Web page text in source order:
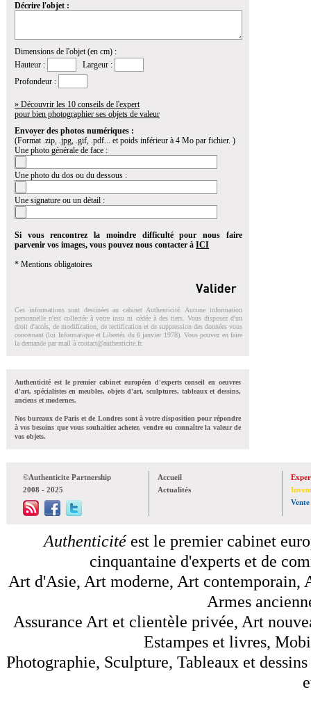
Décrire l'objet :
Dimensions de l'objet (en cm) :
Hauteur :
Largeur :
Profondeur :
» Découvrir les 10 conseils de l'expert
pour bien photographier ses objets de valeur
Envoyer des photos numériques :
(Format .zip, .jpg, .gif, .pdf... et poids inférieur à 4 Mo par fichier. )
Une photo générale de face :
Une photo du dos ou du dessous :
Une signature ou un détail :
Si vous rencontrez la moindre difficulté pour nous faire
parvenir vos images, vous pouvez nous contacter à ICI
* Mentions obligatoires
Ces informations sont destinées au cabinet Authenticité. Aucune information
personnelle n'est collectée à votre insu ni cédée à des tiers. Vous disposez d'un
droit d'accés, de modification, de rectification et de suppression des données vous
concernant (loi Informatique et Libertés du 6 janvier 1978). Vous pouvez en faire
la demande par mail à contact@authenticite.fr.
Authenticité est le premier cabinet européen d'experts conseil en oeuvres
d'art, spécialistes en meubles, objets d'art, sculptures, tableaux et dessins,
anciens et modernes.
Nos bureaux de Paris et de Londres sont à votre disposition pour répondre
à vos besoins que vous souhaitiez acheter, vendre ou connaître la valeur de
vos objets.
©Authenticite Partnership
2008 - 2025
Accueil
Actualités
Vente
Authenticitéest le premier cabinet
cinquantaine d'experts et de
Art d'Asie, Art moderne, Art contemporain,
Armes
Assurance Art et clientèle privée, Art
Estampes et livres,
Photographie, Sculpture, Tableaux et